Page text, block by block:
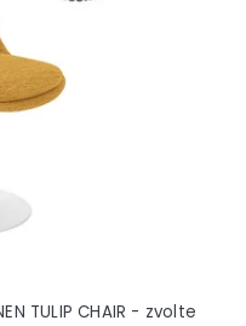
TULIP CHAIR - zvolte